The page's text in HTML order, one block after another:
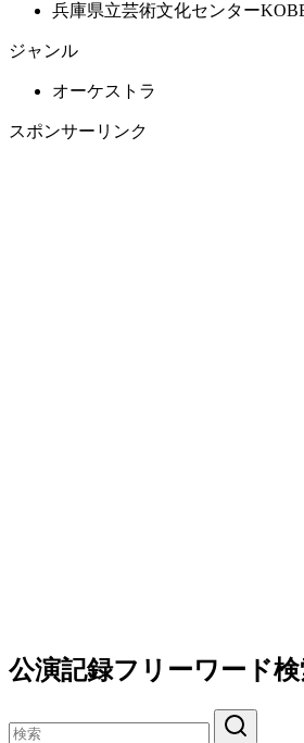
兵庫県立芸術文化センター
ジャンル
オーケストラ
スポンサーリンク
公演記録フリーワード